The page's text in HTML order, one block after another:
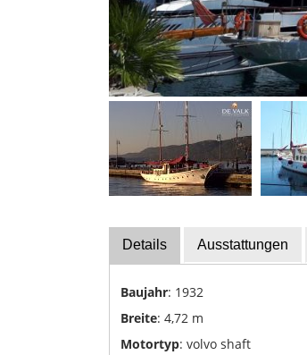
Sportbootschulen
Versicherungen
Yacht-
Recycling
Entsorgung
Yachttransporte
Yachtwerften
Details Ausstattungen
Baujahr: 1932
Breite: 4,72 m
Motortyp: volvo shaft